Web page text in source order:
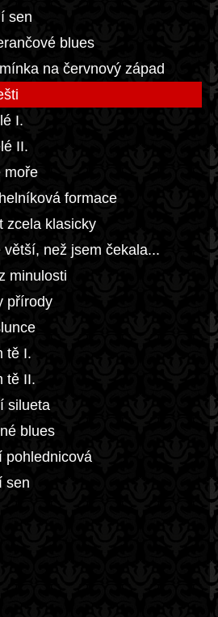
sen
blues
na červnový západ
I.
II.
moře
formace
zcela klasicky
než jsem čekala...
minulosti
přírody
tě I.
tě II.
silueta
blues
pohlednicová
sen